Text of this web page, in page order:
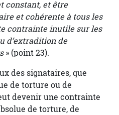
constant, et être
et cohérente à tous les
contrainte inutile sur les
d’extradition de
» (point 23).
des signataires, que
de torture ou de
devenir une contrainte
de torture, de